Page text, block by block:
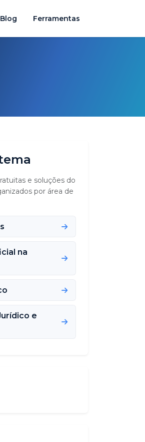
Blog Ferramentas
e soluções do
por área de
na
e